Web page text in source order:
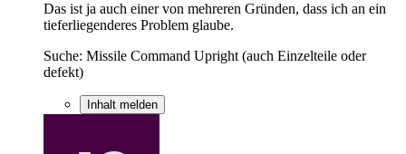
Das ist ja auch einer von mehreren Gründen, dass ich an ein
tieferliegenderes Problem glaube.
Suche: Missile Command Upright (auch Einzelteile oder
defekt)
Inhalt melden